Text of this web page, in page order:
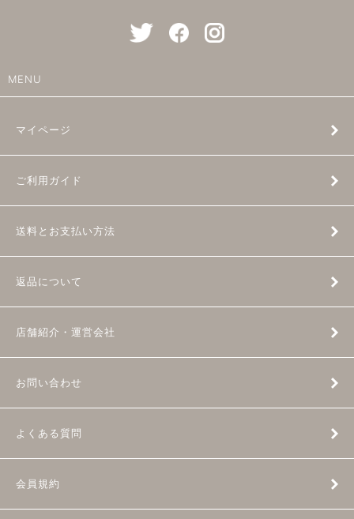
MENU
マイページ
ご利用ガイド
送料とお支払い方法
返品について
店舗紹介・運営会社
お問い合わせ
よくある質問
会員規約